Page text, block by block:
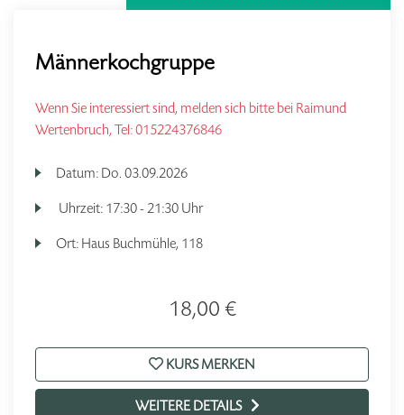
Männerkochgruppe
Wenn Sie interessiert sind, melden sich bitte bei Raimund
Wertenbruch, Tel: 015224376846
Datum: Do. 03.09.2026
Uhrzeit: 17:30 - 21:30 Uhr
Ort: Haus Buchmühle, 118
18,00 €
KURS MERKEN
WEITERE DETAILS